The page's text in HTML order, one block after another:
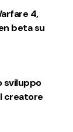
4,
beta su
sviluppo
creatore